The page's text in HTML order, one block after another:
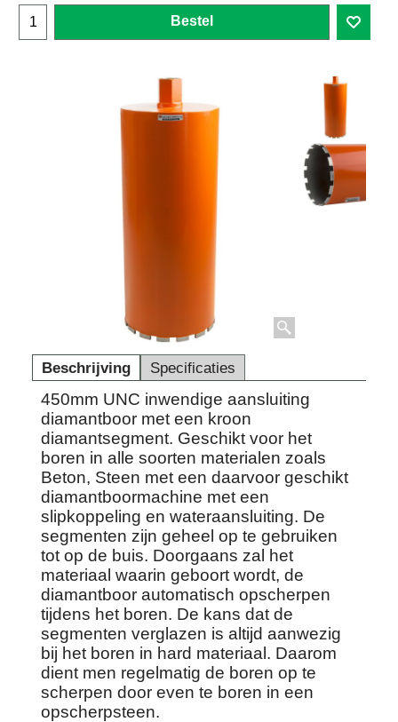
Bestel
Beschrijving Specificaties
450mm UNC inwendige aansluiting
diamantboor met een kroon
diamantsegment. Geschikt voor het
boren in alle soorten materialen zoals
Beton, Steen met een daarvoor geschikt
diamantboormachine met een
slipkoppeling en wateraansluiting. De
segmenten zijn geheel op te gebruiken
tot op de buis. Doorgaans zal het
materiaal waarin geboort wordt, de
diamantboor automatisch opscherpen
tijdens het boren. De kans dat de
segmenten verglazen is altijd aanwezig
bij het boren in hard materiaal. Daarom
dient men regelmatig de boren op te
scherpen door even te boren in een
opscherpsteen.